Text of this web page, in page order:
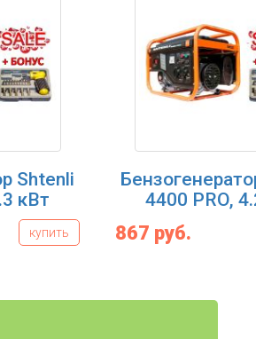
Shtenli
кВт
купить
4400 PRO,
867 руб.